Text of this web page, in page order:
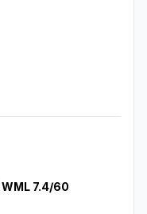
7.4/60